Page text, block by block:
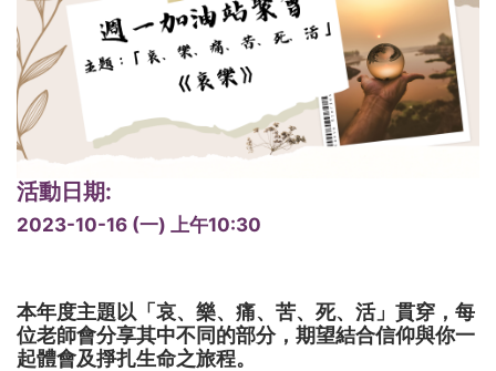
活動日期:
2023-10-16 (一) 上午10:30
本年度主題以「哀、樂、痛、苦、死、活」貫穿，每
位老師會分享其中不同的部分，期望結合信仰與你一
起體會及掙扎生命之旅程。